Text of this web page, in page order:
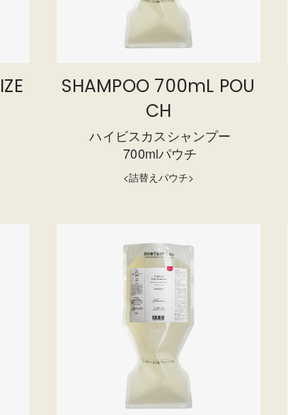
SHAMPOO 700mL POU
CH
ハイビスカスシャンプー
700mlパウチ
<詰替えパウチ>